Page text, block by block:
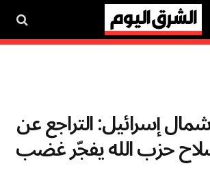
إسرائيل: التراجع عن
حزب الله يفجّر غضب